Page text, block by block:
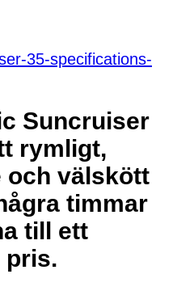
35-specifications-
Suncruiser
rymligt,
och välskött
timmar
till ett
pris.